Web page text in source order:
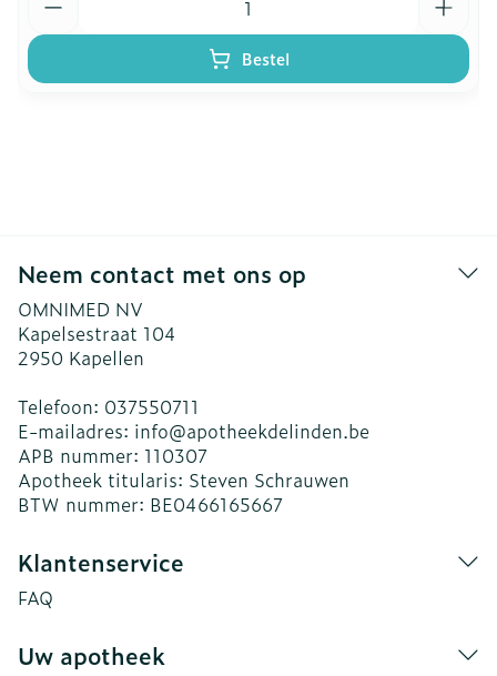
Bestel
Neem contact met ons op
OMNIMED NV
Kapelsestraat 104
2950 Kapellen
Telefoon: 037550711
E-mailadres: info@apotheekdelinden.be
APB nummer: 110307
Apotheek titularis: Steven Schrauwen
BTW nummer: BE0466165667
Klantenservice
FAQ
Uw apotheek